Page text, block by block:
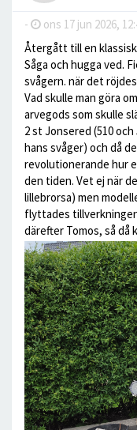
- ons 17 jun 2026,
Återgått till en
Såga och hugga ved.
svågern. när det
Vad skulle man göra
arvegods som skulle
2 st Jonsered (510
hans svåger) och då
revolutionerande hur
den tiden. Vet ej när
lillebrorsa) men
flyttades
därefter Tomos, så då